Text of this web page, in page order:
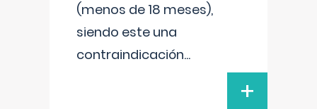
(menos de 18 meses),
siendo este una
contraindicación...
+